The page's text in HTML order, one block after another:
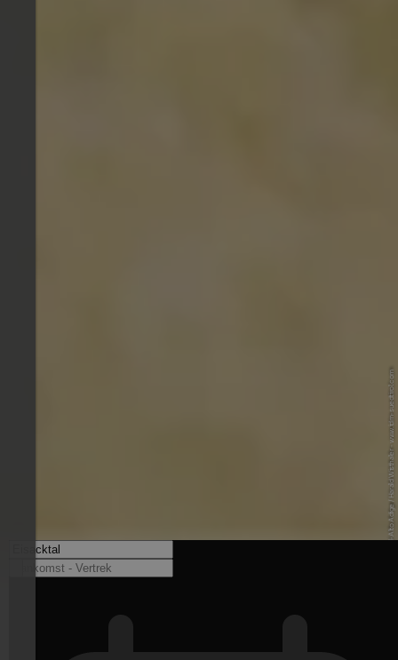
© IDM Südtirol-Alto Adige / Harald Wisthaler - www.idm-suedtirol.com